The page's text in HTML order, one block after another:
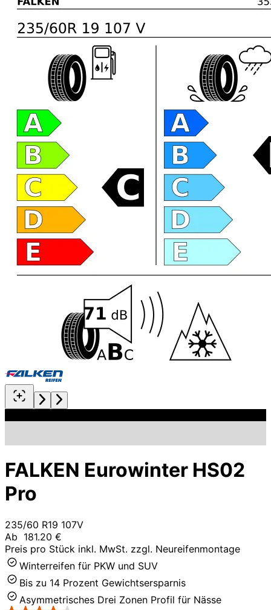
FALKEN Eurowinter HS02
Pro
235/60 R19 107V
Ab 181.20 €
Preis pro Stück inkl. MwSt. zzgl. Neureifenmontage
Winterreifen für PKW und SUV
Bis zu 14 Prozent Gewichtsersparnis
Asymmetrisches Drei Zonen Profil für Nässe